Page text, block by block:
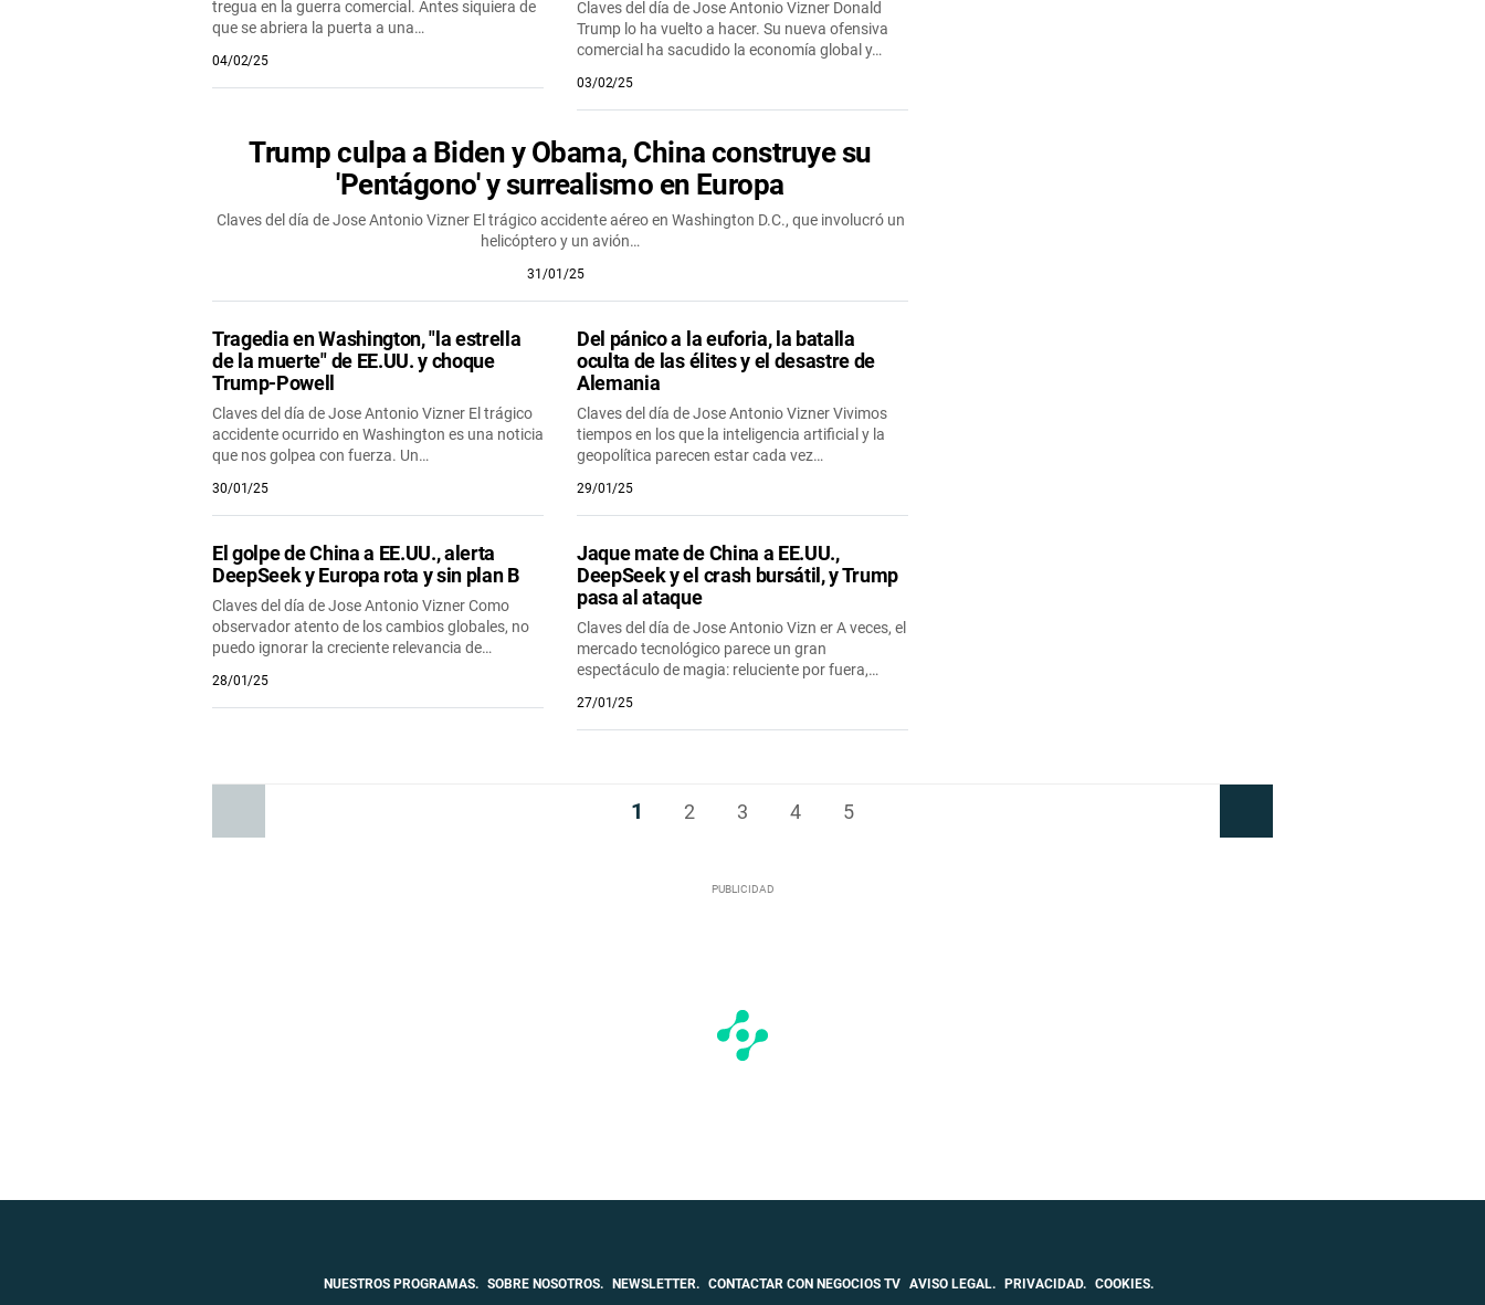
tregua en la guerra comercial. Antes siquiera de
que se abriera la puerta a una…
04/02/25
Claves del día de Jose Antonio Vizner Donald
Trump lo ha vuelto a hacer. Su nueva ofensiva
comercial ha sacudido la economía global y…
03/02/25
Trump culpa a Biden y Obama, China construye su
'Pentágono' y surrealismo en Europa
Claves del día de Jose Antonio Vizner El trágico accidente aéreo en Washington D.C., que involucró un
helicóptero y un avión…
31/01/25
Tragedia en Washington, "la estrella
de la muerte" de EE.UU. y choque
Trump-Powell
Claves del día de Jose Antonio Vizner El trágico
accidente ocurrido en Washington es una noticia
que nos golpea con fuerza. Un…
30/01/25
Del pánico a la euforia, la batalla
oculta de las élites y el desastre de
Alemania
Claves del día de Jose Antonio Vizner Vivimos
tiempos en los que la inteligencia artificial y la
geopolítica parecen estar cada vez…
29/01/25
El golpe de China a EE.UU., alerta
DeepSeek y Europa rota y sin plan B
Claves del día de Jose Antonio Vizner Como
observador atento de los cambios globales, no
puedo ignorar la creciente relevancia de…
28/01/25
Jaque mate de China a EE.UU.,
DeepSeek y el crash bursátil, y Trump
pasa al ataque
Claves del día de Jose Antonio Vizn er A veces, el
mercado tecnológico parece un gran
espectáculo de magia: reluciente por fuera,…
27/01/25
1 2 3 4 5
NUESTROS PROGRAMAS. SOBRE NOSOTROS. NEWSLETTER. CONTACTAR CON NEGOCIOS TV AVISO LEGAL. PRIVACIDAD. COOKIES.